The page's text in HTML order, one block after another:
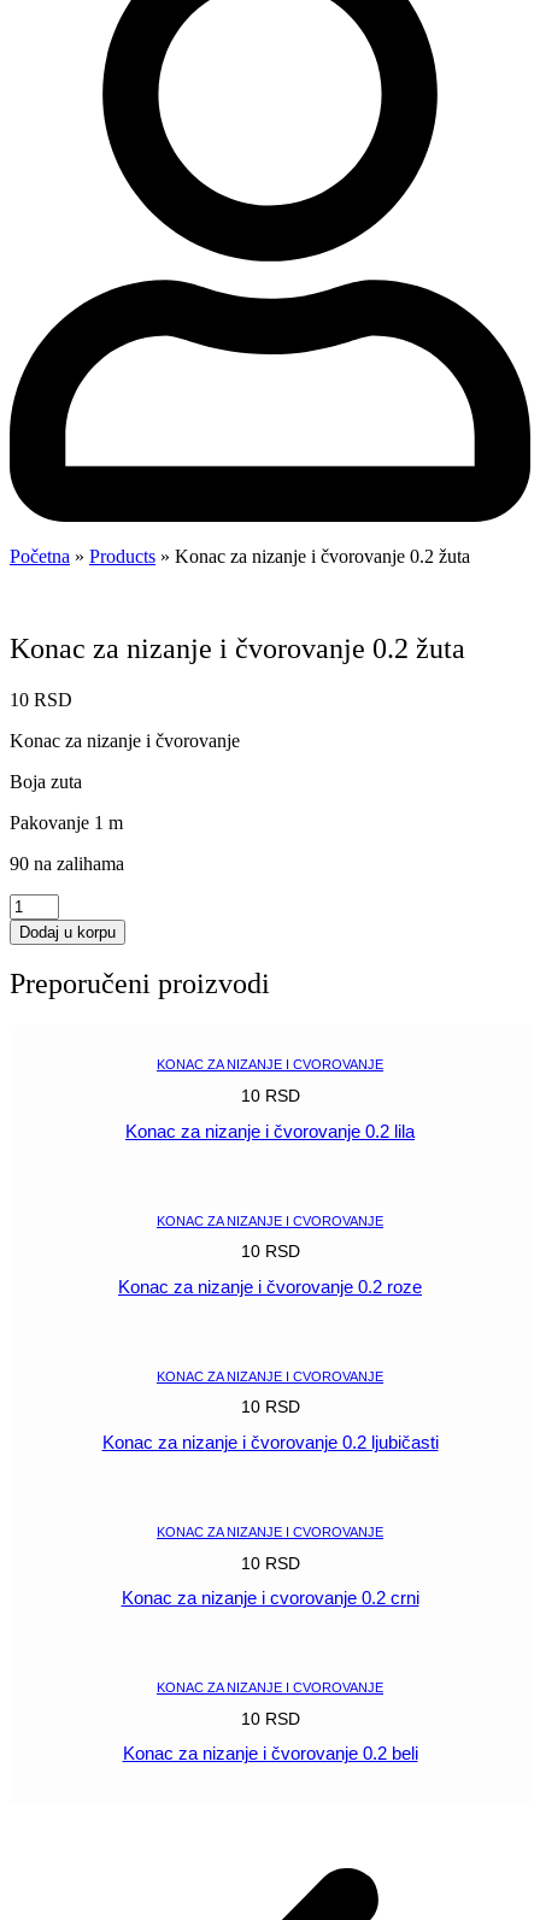
Početna » Products » Konac za nizanje i čvorovanje 0.2 žuta
Konac za nizanje i čvorovanje 0.2 žuta
10 RSD
Konac za nizanje i čvorovanje
Boja zuta
Pakovanje 1 m
90 na zalihama
Konac
za
nizanje
čvorovanje
Dodaj u korpu
Preporučeni proizvodi
KONAC ZA NIZANJE I CVOROVANJE
10 RSD
Konac za nizanje i čvorovanje 0.2 lila
KONAC ZA NIZANJE I CVOROVANJE
10 RSD
Konac za nizanje i čvorovanje 0.2 roze
KONAC ZA NIZANJE I CVOROVANJE
10 RSD
Konac za nizanje i čvorovanje 0.2 ljubičasti
KONAC ZA NIZANJE I CVOROVANJE
10 RSD
Konac za nizanje i cvorovanje 0.2 crni
KONAC ZA NIZANJE I CVOROVANJE
10 RSD
Konac za nizanje i čvorovanje 0.2 beli